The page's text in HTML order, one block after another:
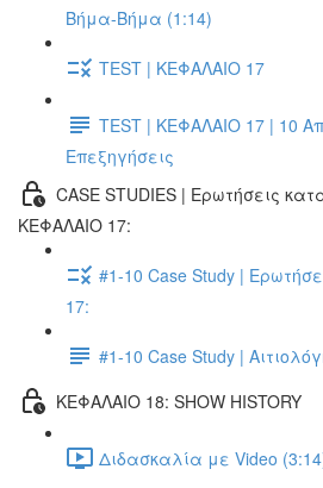
Βήμα-Βήμα (1:14)
TEST | ΚΕΦΑΛΑΙΟ 17
TEST | ΚΕΦΑΛΑΙΟ 17 | 10
Επεξηγήσεις
CASE STUDIES | Ερωτήσεις
ΚΕΦΑΛΑΙΟ 17:
#1-10 Case Study |
17:
#1-10 Case Study |
ΚΕΦΑΛΑΙΟ 18: SHOW HISTORY
Διδασκαλία με Video